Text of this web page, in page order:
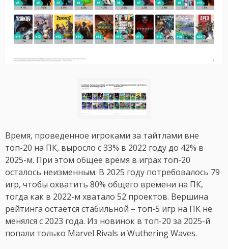
Время, проведенное игроками за тайтлами вне
топ-20 на ПК, выросло с 33% в 2022 году до 42% в
2025-м. При этом общее время в играх топ-20
осталось неизменным. В 2025 году потребовалось 79
игр, чтобы охватить 80% общего времени на ПК,
тогда как в 2022-м хватало 52 проектов. Вершина
рейтинга остается стабильной – топ-5 игр на ПК не
менялся с 2023 года. Из новинок в топ-20 за 2025-й
попали только Marvel Rivals и Wuthering Waves.